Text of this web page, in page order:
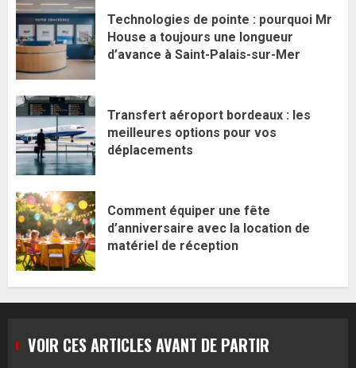
Technologies de pointe : pourquoi Mr
House a toujours une longueur
d’avance à Saint-Palais-sur-Mer
Transfert aéroport bordeaux : les
meilleures options pour vos
déplacements
Comment équiper une fête
d’anniversaire avec la location de
matériel de réception
VOIR CES ARTICLES AVANT DE PARTIR